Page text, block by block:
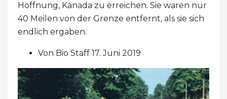
Hoffnung, Kanada zu erreichen. Sie waren nur
40 Meilen von der Grenze entfernt, als sie sich
endlich ergaben.
Von Bio Staff 17. Juni 2019